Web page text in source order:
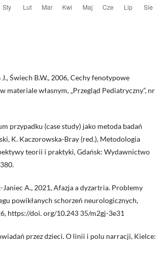
Świech B.W., 2006, Cechy fenotypowe
materiale własnym, „Przegląd Pediatryczny”, nr
przypadku (case study) jako metoda badań
K. Kaczorowska-Bray (red.), Metodologia
teorii i praktyki, Gdańsk: Wydawnictwo
Janiec A., 2021, Afazja a dyzartria. Problemy
powikłanych schorzeń neurologicznych,
https://doi. org/10.243 35/m2gj-3e31
przez dzieci. O linii i polu narracji, Kielce: